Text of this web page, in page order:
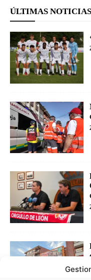
ÚLTIMAS NOTICIAS